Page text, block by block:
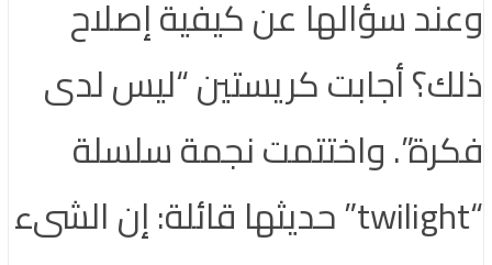
وعند سؤالها عن كيفية إصلاح
ذلك؟ أجابت كريستين “ليس لدى
فكرة”. واختتمت نجمة سلسلة
“twilight” حديثها قائلة: إن الشىء